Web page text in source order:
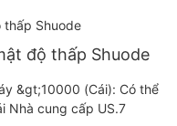
độ thấp Shuode